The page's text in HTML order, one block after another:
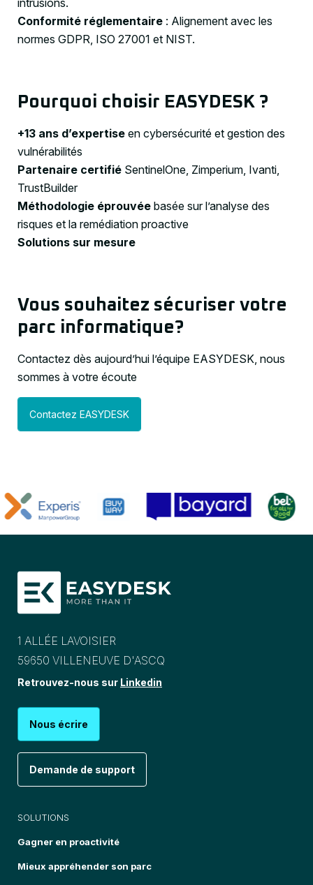
intrusions.
Conformité réglementaire : Alignement avec les
normes GDPR, ISO 27001 et NIST.
Pourquoi choisir EASYDESK ?
+13 ans d’expertise en cybersécurité et gestion des
vulnérabilités
Partenaire certifié SentinelOne, Zimperium, Ivanti,
TrustBuilder
Méthodologie éprouvée basée sur l’analyse des
risques et la remédiation proactive
Solutions sur mesure
Vous souhaitez sécuriser votre
parc informatique?
Contactez dès aujourd’hui l’équipe EASYDESK, nous
sommes à votre écoute
Contactez EASYDESK
1 ALLÉE LAVOISIER
59650 VILLENEUVE D'ASCQ
Retrouvez-nous sur Linkedin
Nous écrire
Demande de support
SOLUTIONS
Gagner en proactivité
Mieux appréhender son parc